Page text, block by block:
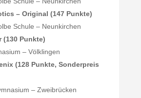
– Original (147 Punkte)
Schule – Neunkirchen
(130 Punkte)
– Völklingen
(128 Punkte, Sonderpreis
– Zweibrücken